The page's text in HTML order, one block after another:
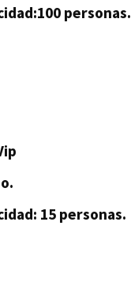
personas.
15 personas.